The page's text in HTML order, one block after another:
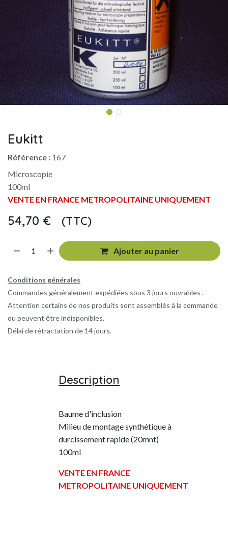
Eukitt
Référence : 167
Microscopie
100ml
VENTE EN FRANCE METROPOLITAINE UNIQUEMENT
54,70 € (TTC)
Ajouter au panier
Conditions générales
Commandes généralement expédiées sous 3 jours ouvrables .
Attention certains de nos produits sont assemblés à la commande
ou peuvent être indisponibles.
Délai de rétractation de 14 jours.
Description
Baume d'inclusion
Milieu de montage synthétique à
durcissement rapide (20mnt)
100ml
VENTE EN FRANCE
METROPOLITAINE UNIQUEMENT